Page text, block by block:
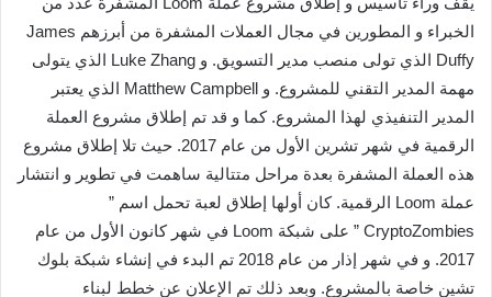
الخبراء و المطورين في مجال العملات المشفرة من أبرزهم James
Duffy الذي تولى منصب مدير التسويق. و Luke Zhang الذي يتولى
مهمة المدير التقني للمشروع. و Matthew Campbell الذي يعتبر
المدير التنفيذي لهذا المشروع. كما و قد تم إطلاق مشروع العملة
الرقمية في شهر تشرين الأول من عام 2017. حيث تلا إطلاق مشروع
هذه العملة المشفرة بعدة مراحل متتالية ساهمت في تطوير و انتشار
عملة Loom الرقمية. كان أولها إطلاق لعبة تحمل اسم ”
CryptoZombies ” على شبكة Loom في شهر كانون الأول من عام
2017. و في شهر إذار من عام 2018 تم البدء في إنشاء شبكة بلوك
تشين خاصة بالمشروع. وبعد ذلك تم الإعلان عن خطط لبناء